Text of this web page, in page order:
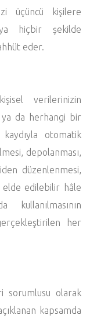
üçüncü kişilere
hiçbir şekilde
eder.
verilerinizin
da herhangi bir
otomatik
depolanması,
düzenlenmesi,
elde edilebilir hâle
kullanılmasının
her
sorumlusu olarak
kapsamda